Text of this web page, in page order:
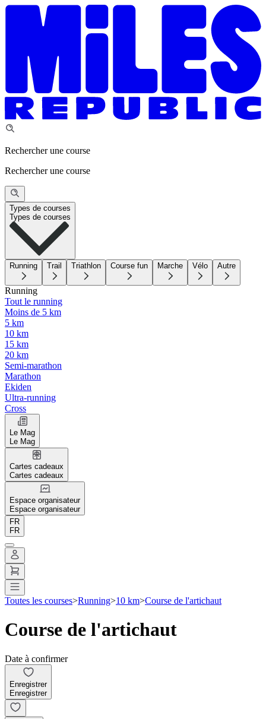
Rechercher une course
Rechercher une course
Types de courses
Types de courses
Running Trail Triathlon Course fun Marche Vélo Autre
Running
Tout le running
Moins de 5 km
5 km
10 km
15 km
20 km
Semi-marathon
Marathon
Ekiden
Ultra-running
Cross
Le Mag
Le Mag
Cartes cadeaux
Cartes cadeaux
Espace organisateur
Espace organisateur
FR
FR
Toutes les courses>Running>10 km>Course de l'artichaut
Course de l'artichaut
Date à confirmer
Enregistrer
Enregistrer